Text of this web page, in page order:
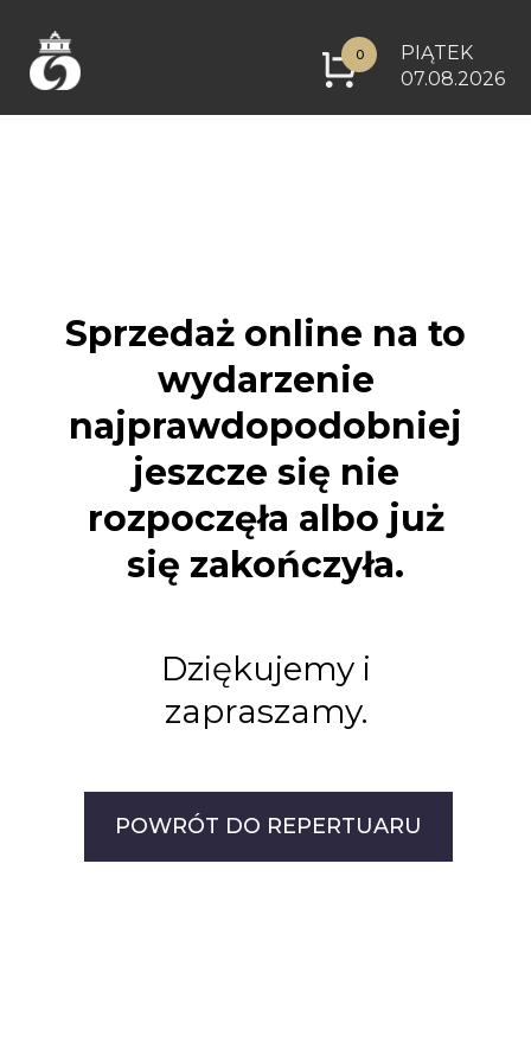
0
PIĄTEK
07.08.2026
Sprzedaż online na to
wydarzenie
najprawdopodobniej
jeszcze się nie
rozpoczęła albo już
się zakończyła.
Dziękujemy i
zapraszamy.
POWRÓT DO REPERTUARU